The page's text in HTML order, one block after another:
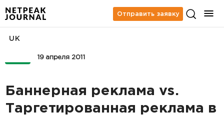
Отправить заявку
19 апреля 2011
UK
Баннерная реклама vs.
Таргетированная реклама в